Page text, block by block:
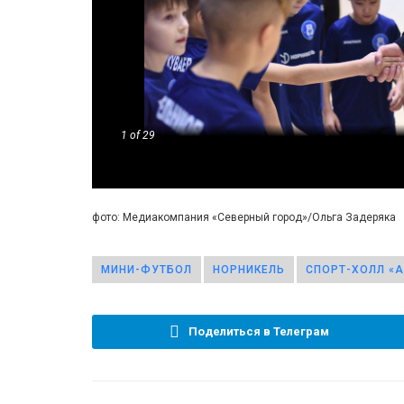
1 of 29
фото: Медиакомпания «Северный город»/Ольга Задеряка
МИНИ-ФУТБОЛ НОРНИКЕЛЬ СПОРТ-ХОЛЛ
Поделиться в Телеграм